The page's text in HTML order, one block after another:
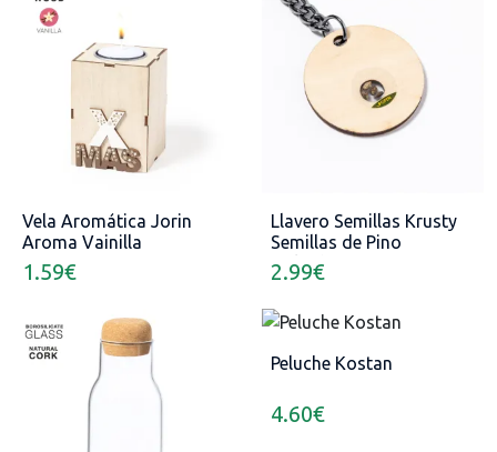
Vela Aromática Jorin
Aroma Vainilla
1.59€
Llavero Semillas Krusty
Semillas de Pino
Incluidas
2.99€
Peluche Kostan
4.60€